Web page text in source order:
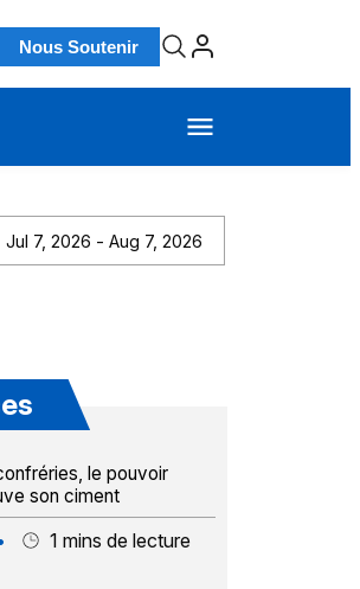
Nous Soutenir
Jul 7, 2026 - Aug 7, 2026
le pouvoir
son ciment
1 mins de lecture